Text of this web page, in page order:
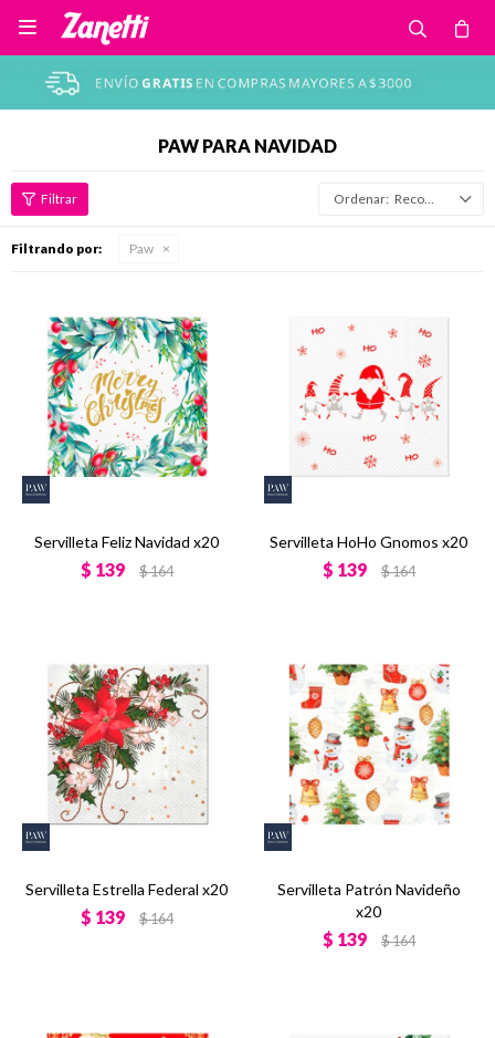

PAW PARA NAVIDAD
Recomendados
Filtrando por: Paw
Servilleta Feliz Navidad x20
$ 139 $164
Servilleta HoHo Gnomos x20
$ 139 $164
Servilleta Estrella Federal x20
$ 139 $164
Servilleta Patrón Navideño
x20
$ 139 $164